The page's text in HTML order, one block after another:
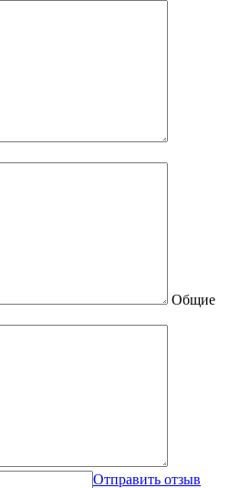
Общие
Отправить отзыв